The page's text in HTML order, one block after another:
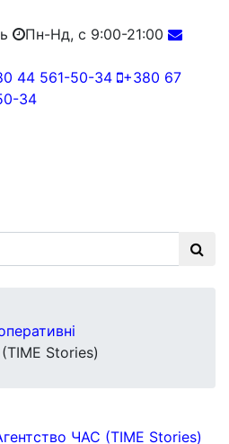
Пн-Нд, с 9:00-21:00
44 561-50-34
+380 67
34
Stories)